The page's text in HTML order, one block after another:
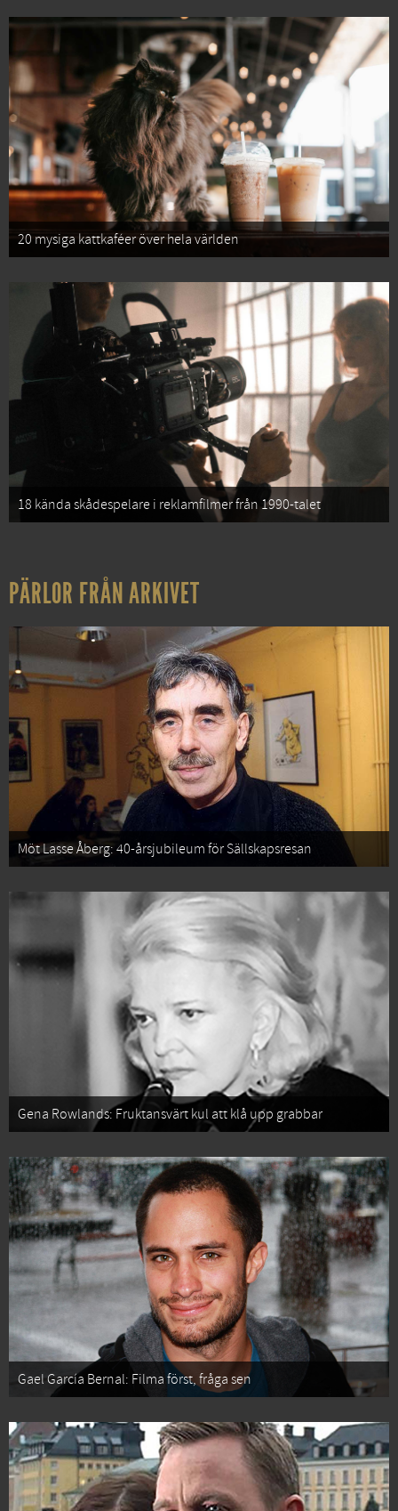
20 mysiga kattkaféer över hela världen
18 kända skådespelare i reklamfilmer från 1990-talet
PÄRLOR FRÅN ARKIVET
Möt Lasse Åberg: 40-årsjubileum för Sällskapsresan
Gena Rowlands: Fruktansvärt kul att klå upp grabbar
Gael García Bernal: Filma först, fråga sen